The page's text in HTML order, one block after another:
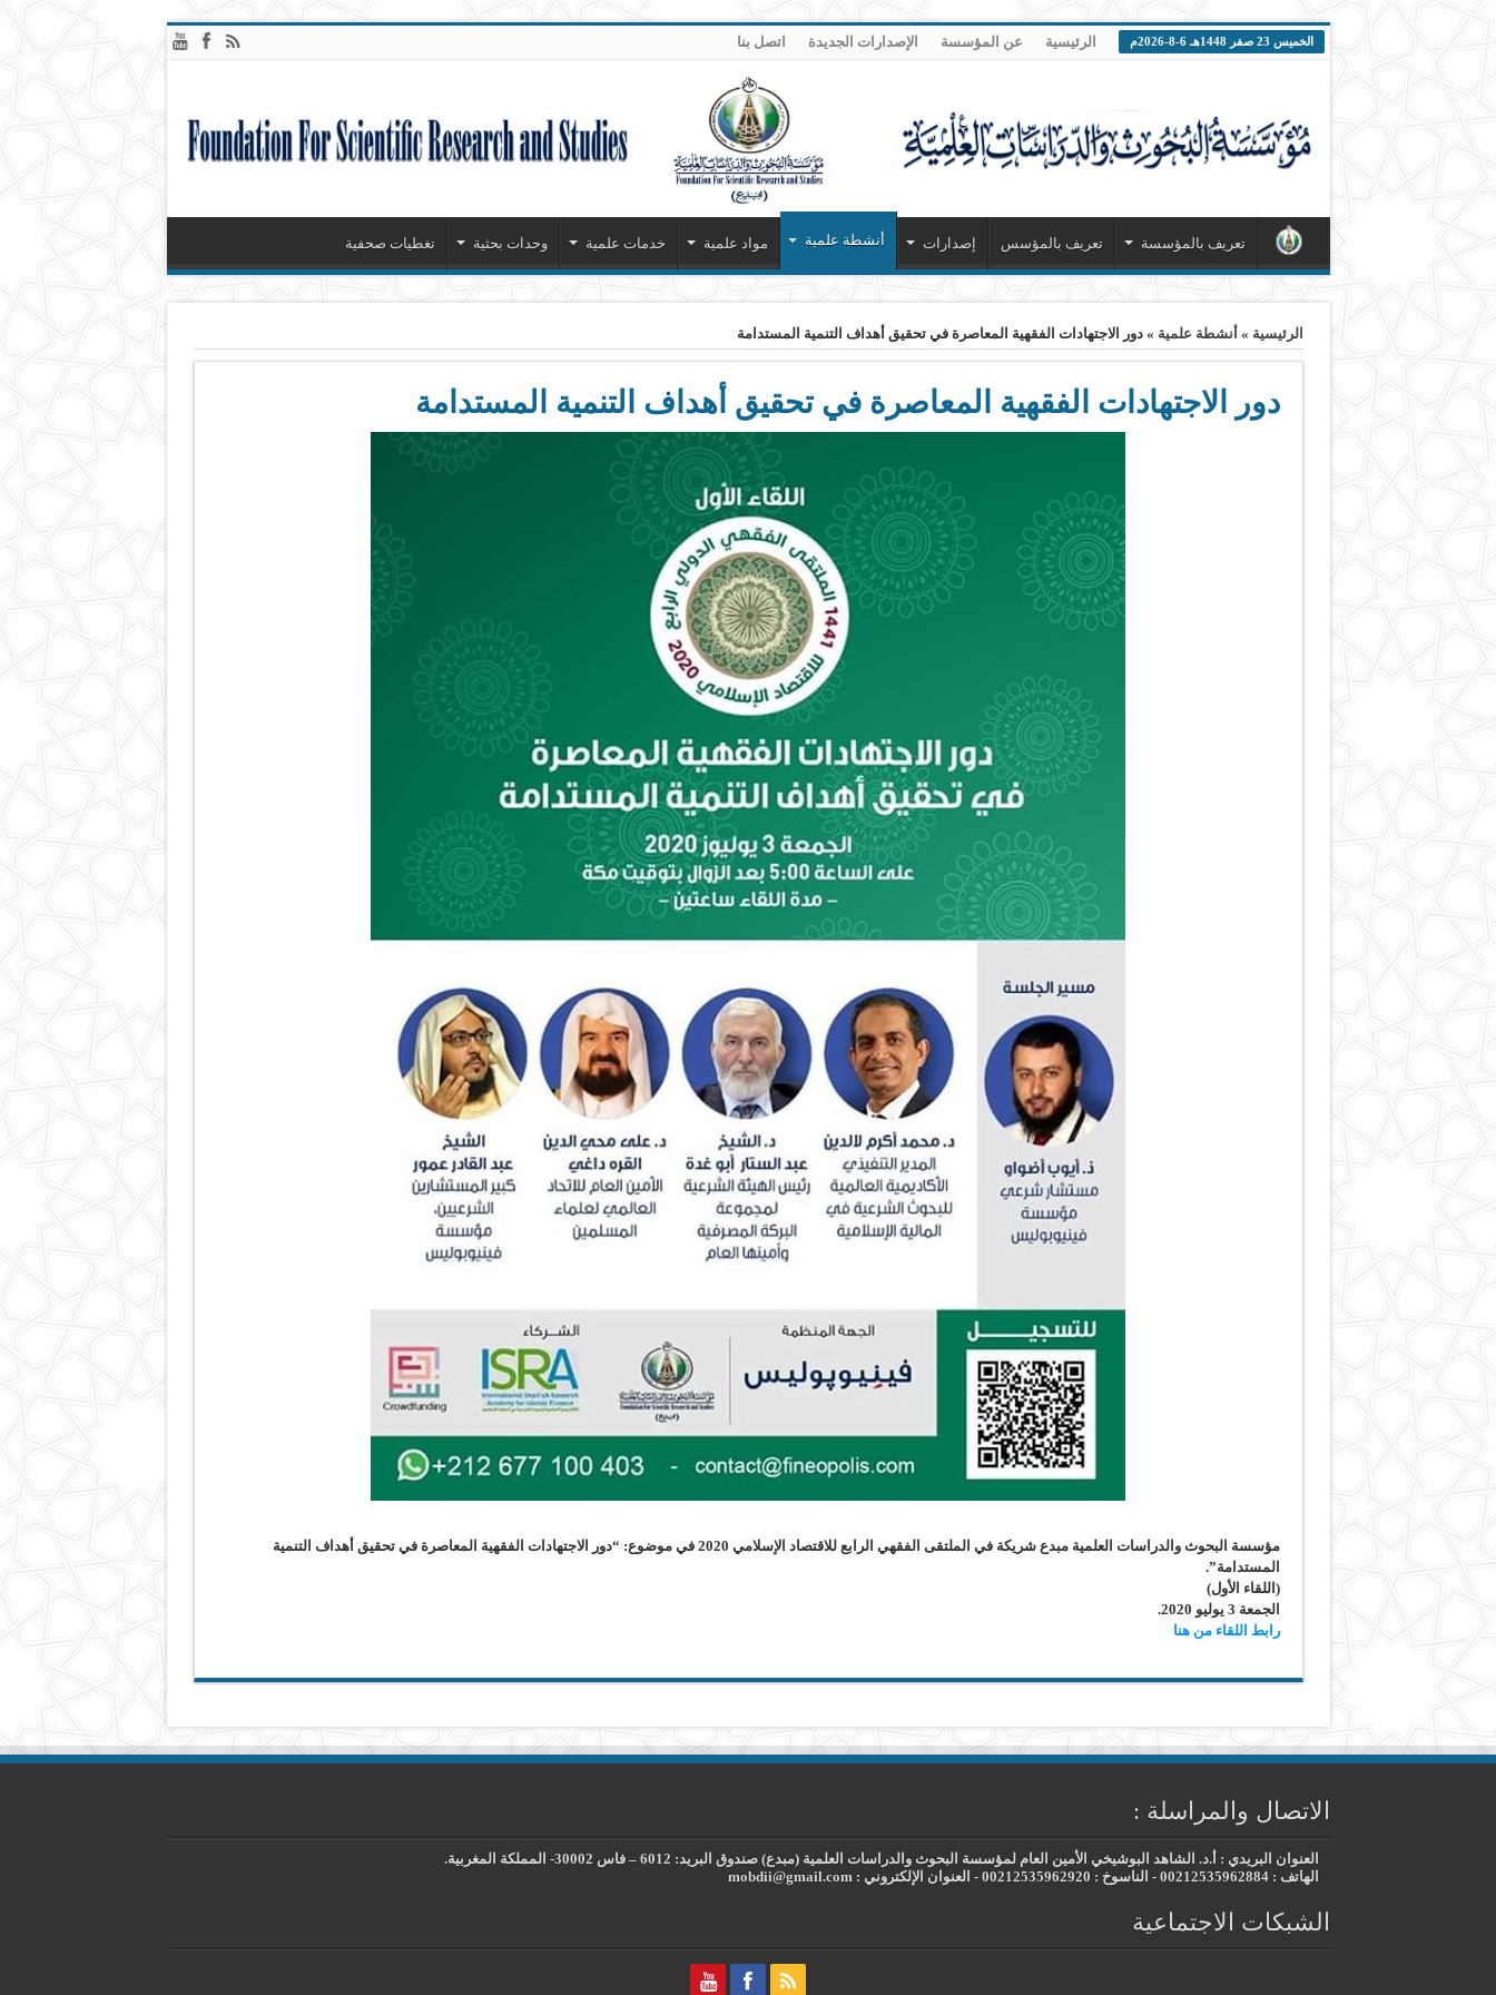
الخميس 23 صفر 1448هـ 6-8-2026م الرئيسية عن المؤسسة الإصدارات الجديدة اتصل بنا
تعريف بالمؤسسة تعريف بالمؤسس إصدارات أنشطة علمية مواد علمية خدمات علمية وحدات بحثية تغطيات صحفية
الرئيسية » أنشطة علمية »دور الاجتهادات الفقهية المعاصرة في تحقيق أهداف التنمية المستدامة
دور الاجتهادات الفقهية المعاصرة في تحقيق أهداف التنمية المستدامة
مؤسسة البحوث والدراسات العلمية مبدع شريكة في الملتقى الفقهي الرابع للاقتصاد الإسلامي 2020 في موضوع: “دور الاجتهادات الفقهية المعاصرة في تحقيق أهداف التنمية
المستدامة”.
(اللقاء الأول)
الجمعة 3 يوليو 2020.
رابط اللقاء من هنا
الاتصال والمراسلة :
العنوان البريدي : أ.د. الشاهد البوشيخي الأمين العام لمؤسسة البحوث والدراسات العلمية (مبدع) صندوق البريد: 6012 – فاس 30002- المملكة المغربية.
الهاتف : 00212535962884 - الناسوخ : 00212535962920 - العنوان الإلكتروني : mobdii@gmail.com
الشبكات الاجتماعية